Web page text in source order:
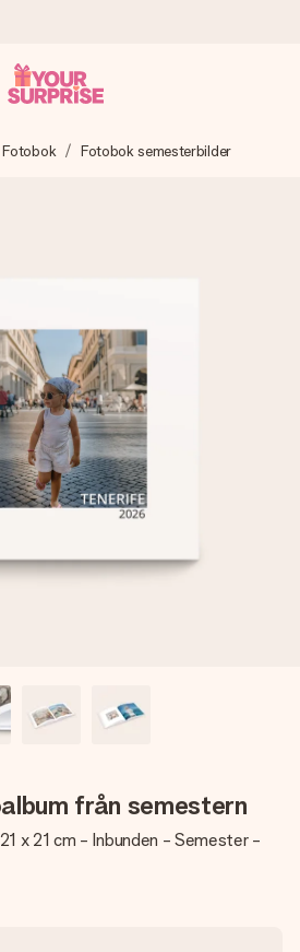
omsorg och skickar den blixtsnabbt
ger oss 4,6 på Google
bara några få steg – med hennes
meddelande som verkligen berör
bara med all kärlek för stunden.
Fotobok Fotobok semesterbilder
från semestern
x 21 cm - Inbunden - Semester -